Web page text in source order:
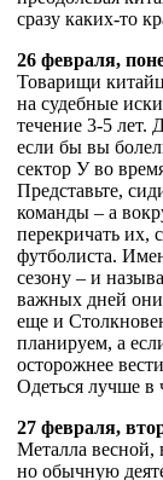
сразу каких-то
26 февраля,
Товарищи
на судебные
течение 3-5 лет.
если бы вы
сектор У во
Представьте,
команды – а
перекричать их,
футболиста.
сезону – и
важных дней они
еще и
планируем, а
осторожнее
Одеться лучше в
27 февраля,
Металла весной,
но обычную